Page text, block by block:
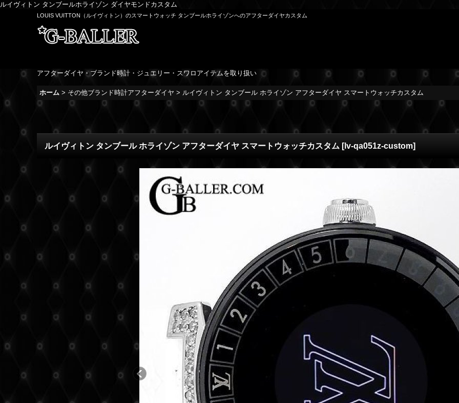
ルイヴィトン タンブールホライゾン ダイヤモンドカスタム
LOUIS VUITTON（ルイヴィトン）のスマートウォッチ タンブールホライゾンへのアフターダイヤカスタム
アフターダイヤ・ブランド時計・ジュエリー・スワロアイテムを取り扱い
ホーム > その他ブランド時計アフターダイヤ > ルイヴィトン タンブール ホライゾン アフターダイヤ スマートウォッチカスタム
ルイヴィトン タンブール ホライゾン アフターダイヤ スマートウォッチカスタム [lv-qa051z-custom]